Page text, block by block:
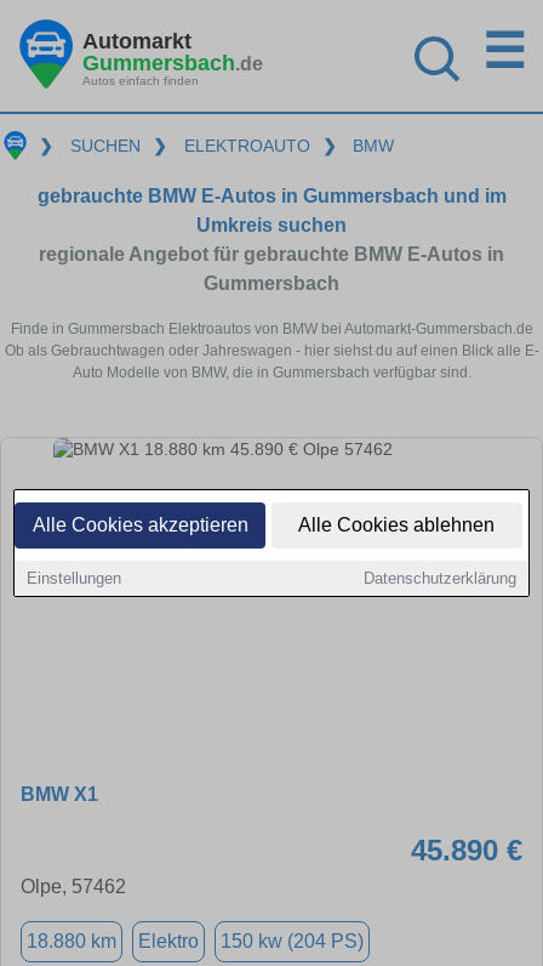
Alle Cookies akzeptieren Alle Cookies ablehnen
Einstellungen Datenschutzerklärung
Automarkt
Gummersbach.de
Autos einfach finden
☰
❯ SUCHEN ❯ ELEKTROAUTO ❯ BMW
gebrauchte BMW E-Autos in Gummersbach und im
Umkreis suchen
regionale Angebot für gebrauchte BMW E-Autos in
Gummersbach
Finde in Gummersbach Elektroautos von BMW bei Automarkt-Gummersbach.de
Ob als Gebrauchtwagen oder Jahreswagen - hier siehst du auf einen Blick alle E-
Auto Modelle von BMW, die in Gummersbach verfügbar sind.
BMW X1
45.890 €
Olpe, 57462
18.880 km Elektro 150 kw (204 PS)